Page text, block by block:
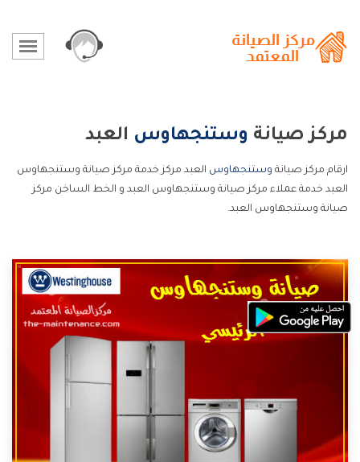
مركز صيانة وستنجهاوس العبد
ارقام مركز صيانة وستنجهاوس العبد مركز خدمة مركز صيانة وستنجهاوس
العبد خدمة عملاء مركز صيانة وستنجهاوس العبد و الخط الساخن مركز
صيانة وستنجهاوس العبد.